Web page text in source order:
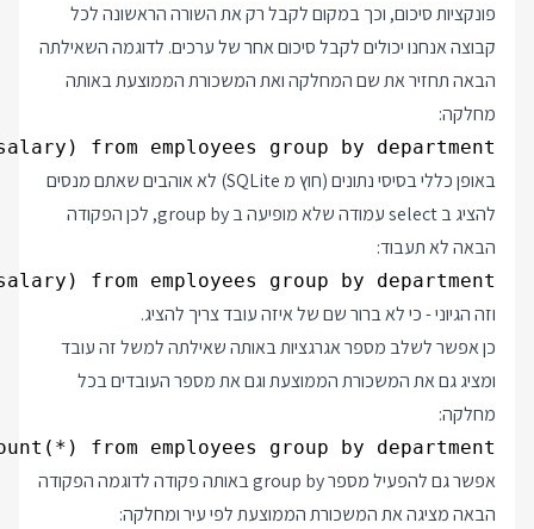
פונקציות סיכום, וכך במקום לקבל רק את השורה הראשונה לכל
קבוצה אנחנו יכולים לקבל סיכום אחר של ערכים. לדוגמה השאילתה
הבאה תחזיר את שם המחלקה ואת המשכורת הממוצעת באותה
מחלקה:
from employees group by department;
באופן כללי בסיסי נתונים (חוץ מ SQLite) לא אוהבים שאתם מנסים
להציג ב select עמודה שלא מופיעה ב group by, לכן הפקודה
הבאה לא תעבוד:
from employees group by department;
וזה הגיוני - כי לא ברור שם של איזה עובד צריך להציג.
כן אפשר לשלב מספר אגרגציות באותה שאילתה למשל זה עובד
ומציג גם את המשכורת הממוצעת וגם את מספר העובדים בכל
מחלקה:
from employees group by department;
אפשר גם להפעיל מספר group by באותה פקודה לדוגמה הפקודה
הבאה מציגה את המשכורת הממוצעת לפי עיר ומחלקה: